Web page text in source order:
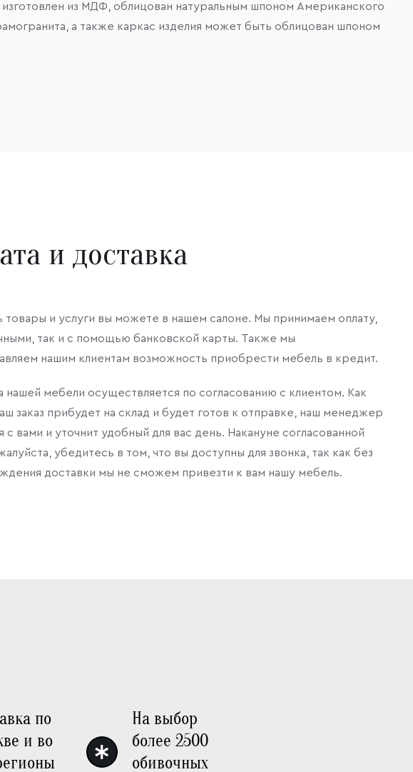
из МДФ, облицован натуральным шпоном Американского
а также каркас изделия может быть облицован шпоном
и доставка
товары и услуги вы можете в нашем салоне. Мы принимаем оплату,
так и с помощью банковской карты. Также мы
нашим клиентам возможность приобрести мебель в кредит.
нашей мебели осуществляется по согласованию с клиентом. Как
заказ прибудет на склад и будет готов к отправке, наш менеджер
с вами и уточнит удобный для вас день. Накануне согласованной
убедитесь в том, что вы доступны для звонка, так как без
доставки мы не сможем привезти к вам нашу мебель.
по
и во
На выбор
более 2500
обивочных